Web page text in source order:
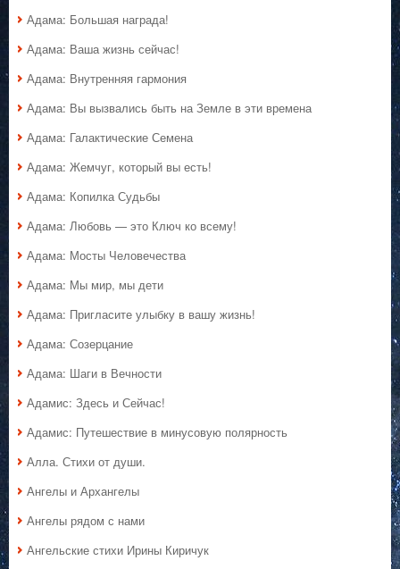
Адама: Большая награда!
Адама: Ваша жизнь сейчас!
Адама: Внутренняя гармония
Адама: Вы вызвались быть на Земле в эти времена
Адама: Галактические Семена
Адама: Жемчуг, который вы есть!
Адама: Копилка Судьбы
Адама: Любовь — это Ключ ко всему!
Адама: Мосты Человечества
Адама: Мы мир, мы дети
Адама: Пригласите улыбку в вашу жизнь!
Адама: Созерцание
Адама: Шаги в Вечности
Адамис: Здесь и Сейчас!
Адамис: Путешествие в минусовую полярность
Алла. Стихи от души.
Ангелы и Архангелы
Ангелы рядом с нами
Ангельские стихи Ирины Киричук